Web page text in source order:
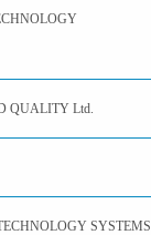
QUALITY Ltd.
SYSTEMS